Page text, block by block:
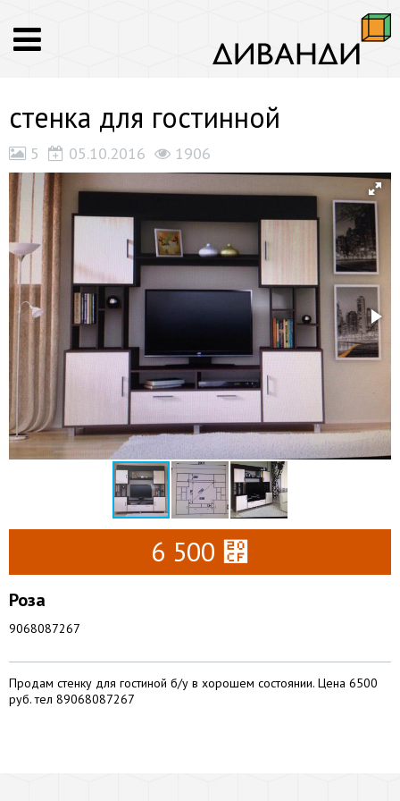
стенка для гостинной
5 05.10.2016 1906
6 500 ⃏
Роза
9068087267
Продам стенку для гостиной б/у в хорошем состоянии. Цена 6500
руб. тел 89068087267